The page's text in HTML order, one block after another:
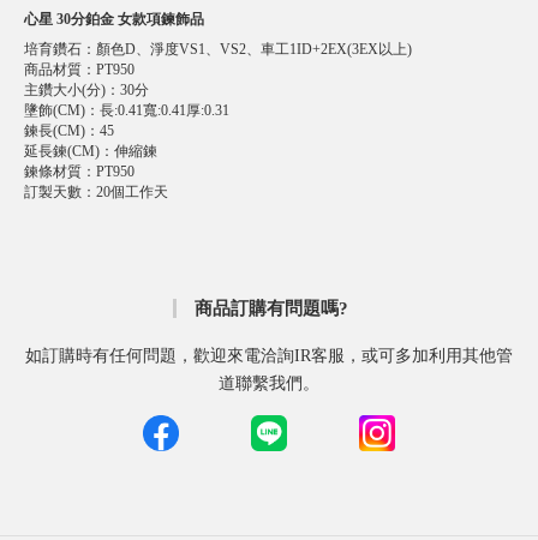
心星 30分鉑金 女款項鍊飾品
培育鑽石 ： 顏色D、淨度VS1、VS2、車工1ID+2EX(3EX以上)
商品材質 ： PT950
主鑽大小(分) ： 30分
墬飾(CM) ： 長:0.41寬:0.41厚:0.31
鍊長(CM) ： 45
延長鍊(CM) ： 伸縮鍊
鍊條材質 ： PT950
訂製天數 ： 20個工作天
商品訂購有問題嗎?
如訂購時有任何問題，歡迎來電洽詢IR客服，或可多加利用其他管
道聯繫我們。